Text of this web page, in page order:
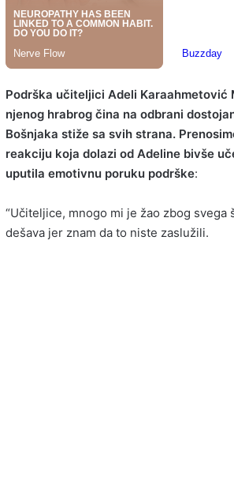
Podrška učiteljici Adeli Karaahmetović
njenog hrabrog čina na odbrani
Bošnjaka stiže sa svih strana.
reakciju koja dolazi od Adeline bivše
uputila emotivnu poruku podrške:
“Učiteljice, mnogo mi je žao zbog svega
dešava jer znam da to niste zaslužili.